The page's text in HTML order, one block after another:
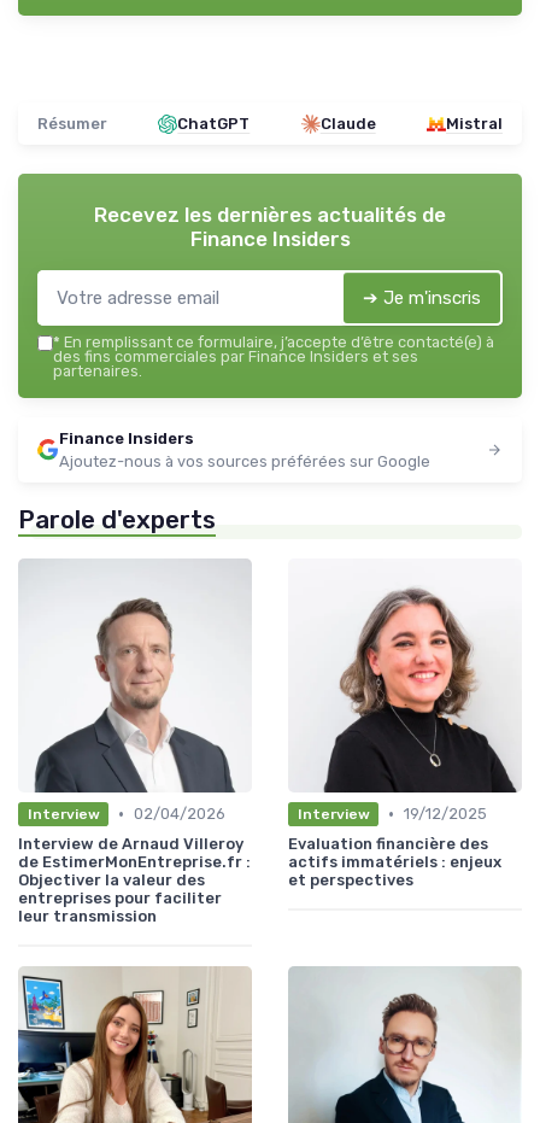
Résumer ChatGPT Claude Mistral
Recevez les dernières actualités de
Finance Insiders
➔ Je m'inscris
* En remplissant ce formulaire, j’accepte d’être contacté(e) à
des fins commerciales par Finance Insiders et ses
partenaires.
Finance Insiders
Ajoutez-nous à vos sources préférées sur Google
Parole d'experts
Interview • 02/04/2026
Interview de Arnaud Villeroy
de EstimerMonEntreprise.fr :
Objectiver la valeur des
entreprises pour faciliter
leur transmission
Interview • 19/12/2025
Evaluation financière des
actifs immatériels : enjeux
et perspectives